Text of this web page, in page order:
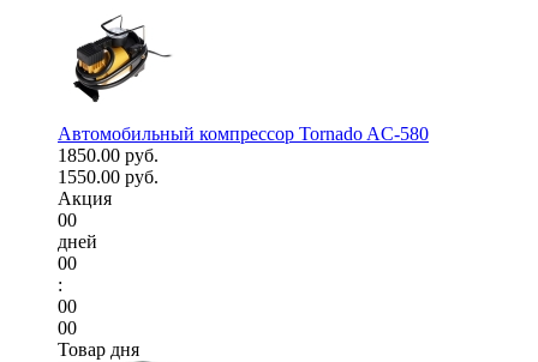
Автомобильный компрессор Tornado AC-580
1850.00 руб.
1550.00 руб.
Акция
00
дней
00
:
00
00
Товар дня